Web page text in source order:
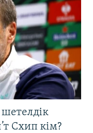
Схип кім?